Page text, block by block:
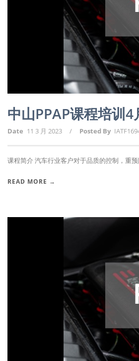
中山PPAP课程培训
Date 11 3 月 2023 / Posted By
课程简介 汽车行业客户对于品质的控制，重
READ MORE →